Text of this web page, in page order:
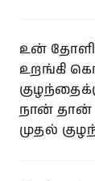
உன்
உறங்கி
நான்
முதல்